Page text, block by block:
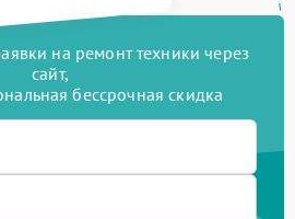
на ремонт техники через
сайт,
бессрочная скидка